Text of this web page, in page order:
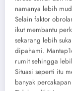
namanya lebih
Selain faktor
ikut membantu
sekarang lebih
dipahami.
rumit sehingga
Situasi seperti itu
banyak